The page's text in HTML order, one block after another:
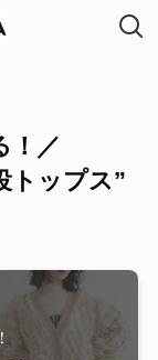
！／
トップス”